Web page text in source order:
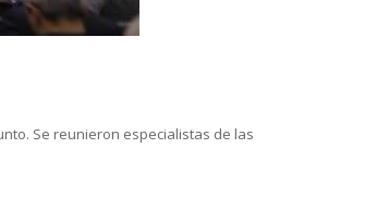
Se reunieron especialistas de las